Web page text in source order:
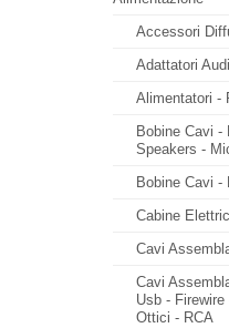
Accessori
Adattatori
Alimentatori -
Bobine Cavi -
Speakers -
Bobine Cavi -
Cabine
Cavi
Cavi
Usb -
Ottici - RCA